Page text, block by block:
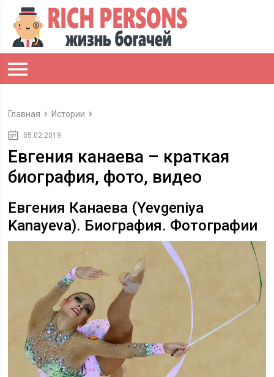
Главная Истории
05.02.2019
Евгения канаева – краткая
биография, фото, видео
Евгения Канаева (Yevgeniya
Kanayeva). Биография. Фотографии